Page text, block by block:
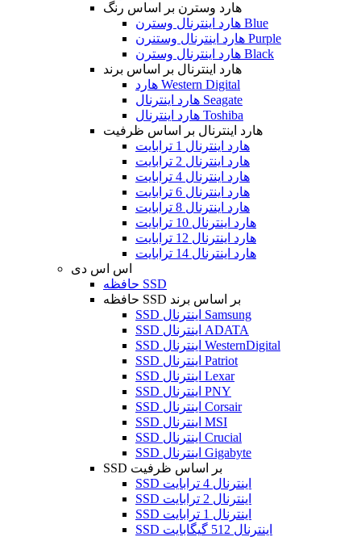
هارد وسترن بر اساس رنگ
هارد اینترنال وسترن Blue
هارد اینترنال وستنرن Purple
هارد اینترنال وسترن Black
هارد اینترنال بر اساس برند
هارد Western Digital
هارد اینترنال Seagate
هارد اینترنال Toshiba
هارد اینترنال بر اساس ظرفیت
هارد اینترنال 1 ترابایت
هارد اینترنال 2 ترابایت
هارد اینترنال 4 ترابایت
هارد اینترنال 6 ترابایت
هارد اینترنال 8 ترابایت
هارد اینترنال 10 ترابایت
هارد اینترنال 12 ترابایت
هارد اینترنال 14 ترابایت
اس اس دی
حافظه SSD
حافظه SSD بر اساس برند
SSD اینترنال Samsung
SSD اینترنال ADATA
SSD اینترنال WesternDigital
SSD اینترنال Patriot
SSD اینترنال Lexar
SSD اینترنال PNY
SSD اینترنال Corsair
SSD اینترنال MSI
SSD اینترنال Crucial
SSD اینترنال Gigabyte
SSD بر اساس ظرفیت
SSD اینترنال 4 ترابایت
SSD اینترنال 2 ترابایت
SSD اینترنال 1 ترابایت
SSD اینترنال 512 گیگابایت